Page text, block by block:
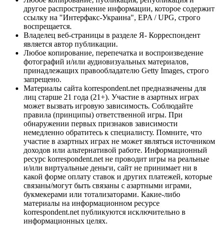
другое распространение информации, которое содержит
ссылку на "Интерфакс-Украина", EPA / UPG, строго
воспрещается.
Владелец веб-страницы в разделе Я- Корреспондент
является автор публикации.
Любое копирование, перепечатка и воспроизведение
фотографий и/или аудиовизуальных материалов,
принадлежащих правообладателю Getty Images, строго
запрещено.
Материалы сайта korrespondent.net предназначены для
лиц старше 21 года (21+). Участие в азартных играх
может вызвать игровую зависимость. Соблюдайте
правила (принципы) ответственной игры. При
обнаружении первых признаков зависимости
немедленно обратитесь к специалисту. Помните, что
участие в азартных играх не может являться источником
доходов или альтернативой работе. Информационный
ресурс korrespondent.net не проводит игры на реальные
и/или виртуальные деньги, сайт не принимает ни в
какой форме оплату ставок и других платежей, которые
связаны/могут быть связаны с азартными играми,
букмекерами или тотализаторами. Какие-либо
материалы на информационном ресурсе
korrespondent.net публикуются исключительно в
информационных целях.